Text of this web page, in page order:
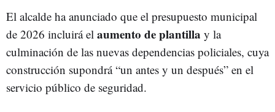
El alcalde ha anunciado que el presupuesto municipal
de 2026 incluirá el aumento de plantilla y la
culminación de las nuevas dependencias policiales, cuya
construcción supondrá “un antes y un después” en el
servicio público de seguridad.